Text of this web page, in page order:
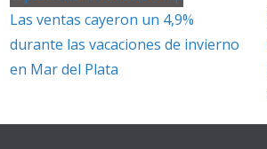
Las ventas cayeron un 4,9%
durante las vacaciones de invierno
en Mar del Plata